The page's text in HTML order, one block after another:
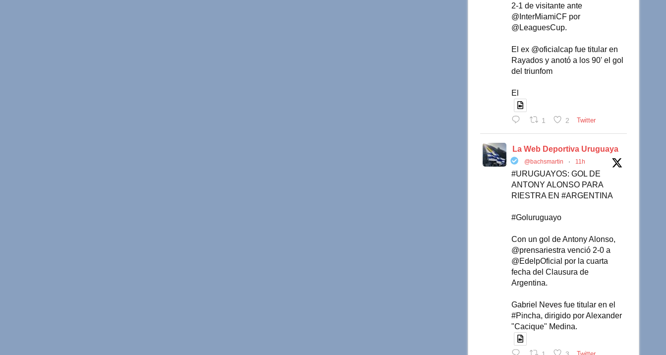
2-1 de visitante ante
@InterMiamiCF por
@LeaguesCup.
El ex @oficialcap fue titular en
Rayados y anotó a los 90' el gol
del triunfom
El
1 2 Twitter
La Web Deportiva Uruguaya
@bachsmartin · 11h
#URUGUAYOS: GOL DE
ANTONY ALONSO PARA
RIESTRA EN #ARGENTINA
#Goluruguayo
Con un gol de Antony Alonso,
@prensariestra venció 2-0 a
@EdelpOficial por la cuarta
fecha del Clausura de
Argentina.
Gabriel Neves fue titular en el
#Pincha, dirigido por Alexander
"Cacique" Medina.